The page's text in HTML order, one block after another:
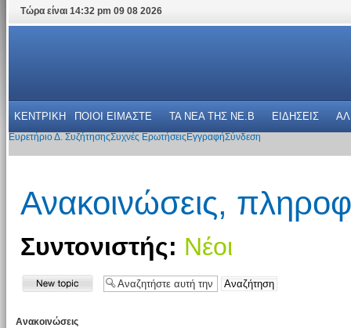
Τώρα είναι 14:32 pm 09 08 2026
ΚΕΝΤΡΙΚΗ ΠΟΙΟΙ ΕΙΜΑΣΤΕ ΤΑ ΝΕΑ THΣ NE.B ΕΙΔΗΣΕΙΣ
Ευρετήριο Δ. ΣυζήτησηςΣυχνές Ερωτήσεις ΕγγραφήΣύνδεση
Ανακοινώσεις,
Συντονιστής: Νέοι
Ανακοινώσεις